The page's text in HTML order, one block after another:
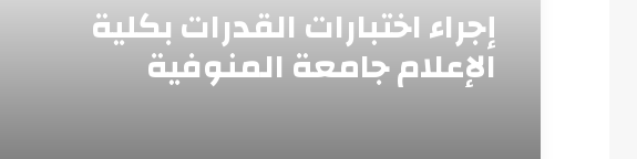
إجراء اختبارات القدرات بكلية
الإعلام جامعة المنوفية